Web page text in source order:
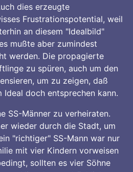
dies erzeugte
Frustrationspotential, weil
an diesem "Idealbild"
mußte aber zumindest
werden. Die propagierte
zu spüren, auch um den
um zu zeigen, daß
Ideal doch entsprechen kann.
SS-Männer zu verheiraten.
wieder durch die Stadt, um
"richtiger" SS-Mann war nur
mit vier Kindern vorweisen
sollten es vier Söhne